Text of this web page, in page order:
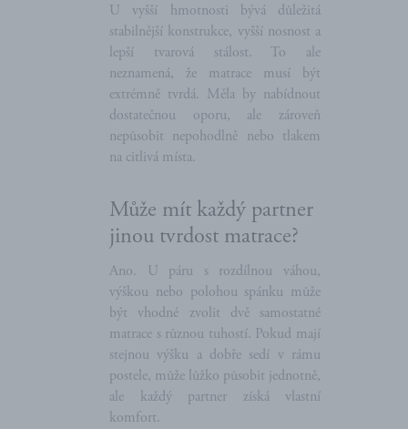
U vyšší hmotnosti bývá důležitá
stabilnější konstrukce, vyšší nosnost a
lepší tvarová stálost. To ale
neznamená, že matrace musí být
extrémně tvrdá. Měla by nabídnout
dostatečnou oporu, ale zároveň
nepůsobit nepohodlně nebo tlakem
na citlivá místa.
Může mít každý partner
jinou tvrdost matrace?
Ano. U páru s rozdílnou váhou,
výškou nebo polohou spánku může
být vhodné zvolit dvě samostatné
matrace s různou tuhostí. Pokud mají
stejnou výšku a dobře sedí v rámu
postele, může lůžko působit jednotně,
ale každý partner získá vlastní
komfort.